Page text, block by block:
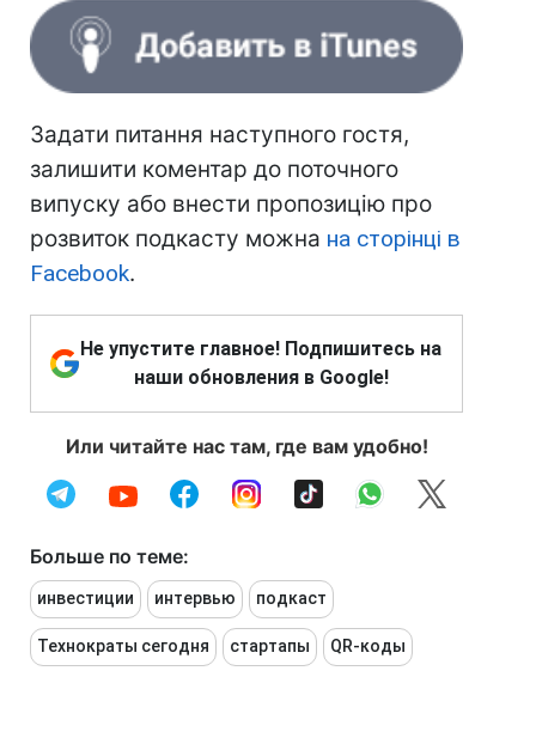
Задати питання наступного гостя,
залишити коментар до поточного
випуску або внести пропозицію про
розвиток подкасту можна на сторінці в
Facebook.
Не упустите главное! Подпишитесь на
наши обновления в Google!
Или читайте нас там, где вам удобно!
Больше по теме:
инвестиции интервью подкаст
Технократы сегодня стартапы QR-коды